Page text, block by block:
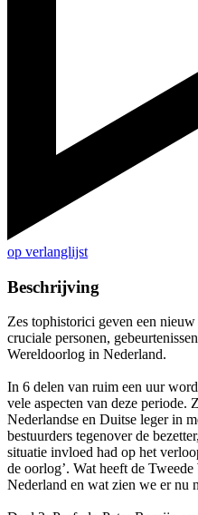
op verlanglijst
Beschrijving
Zes tophistorici geven een
cruciale personen,
Wereldoorlog in Nederland.
In 6 delen van ruim een uur
vele aspecten van deze periode.
Nederlandse en Duitse leger in
bestuurders tegenover de
situatie invloed had op het
de oorlog’. Wat heeft de
Nederland en wat zien we er nu